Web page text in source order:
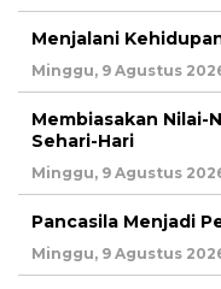
Menjalani
Minggu, 9 Agustus
Membiasakan Nilai-
Sehari-Hari
Minggu, 9 Agustus
Pancasila Menjadi
Minggu, 9 Agustus